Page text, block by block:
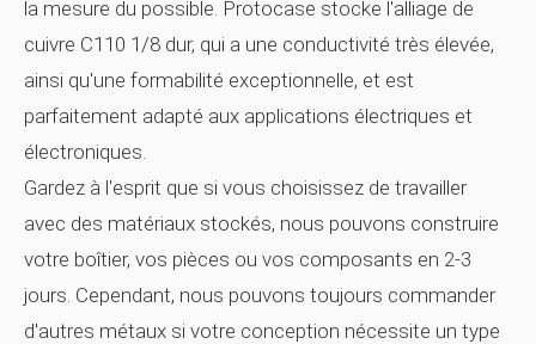
la mesure du possible. Protocase stocke l'alliage de
cuivre C110 1/8 dur, qui a une conductivité très élevée,
ainsi qu'une formabilité exceptionnelle, et est
parfaitement adapté aux applications électriques et
électroniques.
Gardez à l'esprit que si vous choisissez de travailler
avec des matériaux stockés, nous pouvons construire
votre boîtier, vos pièces ou vos composants en 2-3
jours. Cependant, nous pouvons toujours commander
d'autres métaux si votre conception nécessite un type